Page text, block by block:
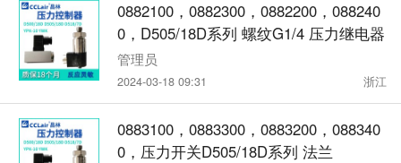
0882100，0882300，0882200，088240
0，D505/18D系列 螺纹G1/4 压力继电器
管理员
2024-03-18 09:31 浙江
0883100，0883300，0883200，088340
0，压力开关D505/18D系列 法兰